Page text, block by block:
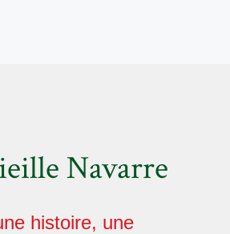
Navarre
histoire, une